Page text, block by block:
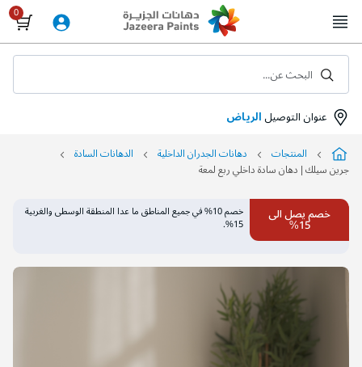
to
Content
عنوان التوصيلالرياض
البحث عن...
المنتجات دهانات الجدران الداخلية
الدهانات السادة
جرين سيلك | دهان سادة داخلي ربع لمعة
التخطي
نهاية
الصور
خصم يصل الى
15%
خصم 10% في جميع المناطق ما عدا المنطقة الوسطى والغربية
15%.